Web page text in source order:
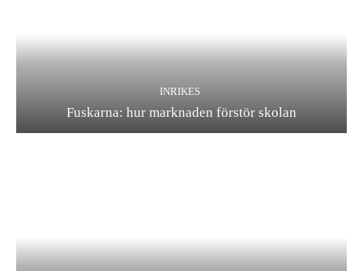
INRIKES
Fuskarna: hur marknaden förstör skolan